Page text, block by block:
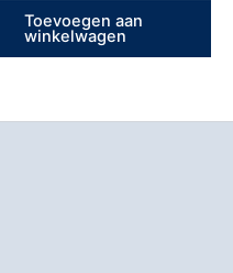
Toevoegen aan
winkelwagen